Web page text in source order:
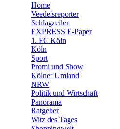
🛒 Shoppingwelt
Home
Veedelsreporter
Schlagzeilen
EXPRESS E-Paper
1. FC Köln
Köln
Sport
Promi und Show
Kölner Umland
NRW
Politik und Wirtschaft
Panorama
Ratgeber
Witz des Tages